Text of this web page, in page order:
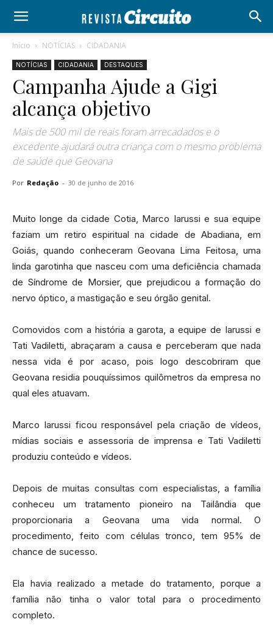
Início NOTÍCIAS CIDADANIA
NOTÍCIAS CIDADANIA DESTAQUES
Campanha Ajude a Gigi
alcança objetivo
Mais de 500 mil de reais foram arrecadados e o
excedente ajudará outra criança com o mesmo problema
de saúde que Geovana
Por Redação - 30 de junho de 2016
Muito longe da cidade Cotia, Marco Iarussi e sua equipe
faziam um retiro espiritual na cidade de Abadiana, em
Goiás, quando conheceram Geovana Lima Feitosa, uma
linda garotinha que nasceu com uma deficiência chamada
de Síndrome de Morsier, que prejudicou a formação do
nervo óptico, a mastigação e seu órgão genital.
Comovidos com a história a garota, a equipe de Iarussi e
Tati Vadiletti, abraçaram a causa e perceberam que nada
nessa vida é por acaso, pois logo descobriram que
Geovana residia pouquíssimos quilômetros da empresa no
qual eles atuavam.
Marco Iarussi ficou responsável pela criação de vídeos,
mídias sociais e assessoria de imprensa e Tati Vadiletti
produziu conteúdo e vídeos.
Depois de muitas consultas com especialistas, a família
conheceu um tratamento pioneiro na Tailândia que
proporcionaria a Geovana uma vida normal. O
procedimento, feito com células tronco, tem 95% de
chance de sucesso.
Ela havia realizado a metade do tratamento, porque a
família não tinha o valor total para o procedimento
completo.